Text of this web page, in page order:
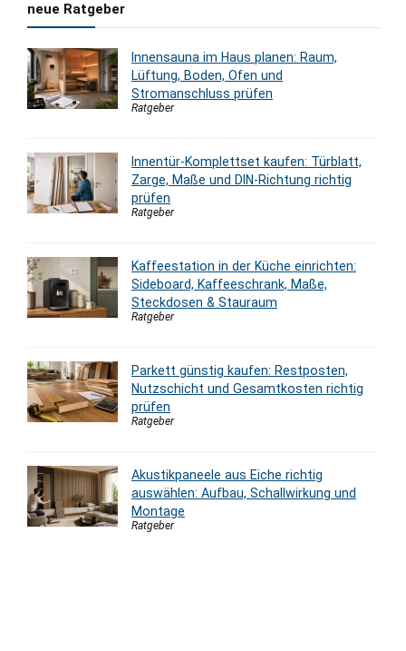
neue Ratgeber
Innensauna im Haus planen: Raum,
Lüftung, Boden, Ofen und
Stromanschluss prüfen
Ratgeber
Innentür-Komplettset kaufen: Türblatt,
Zarge, Maße und DIN-Richtung richtig
prüfen
Ratgeber
Kaffeestation in der Küche einrichten:
Sideboard, Kaffeeschrank, Maße,
Steckdosen & Stauraum
Ratgeber
Parkett günstig kaufen: Restposten,
Nutzschicht und Gesamtkosten richtig
prüfen
Ratgeber
Akustikpaneele aus Eiche richtig
auswählen: Aufbau, Schallwirkung und
Montage
Ratgeber